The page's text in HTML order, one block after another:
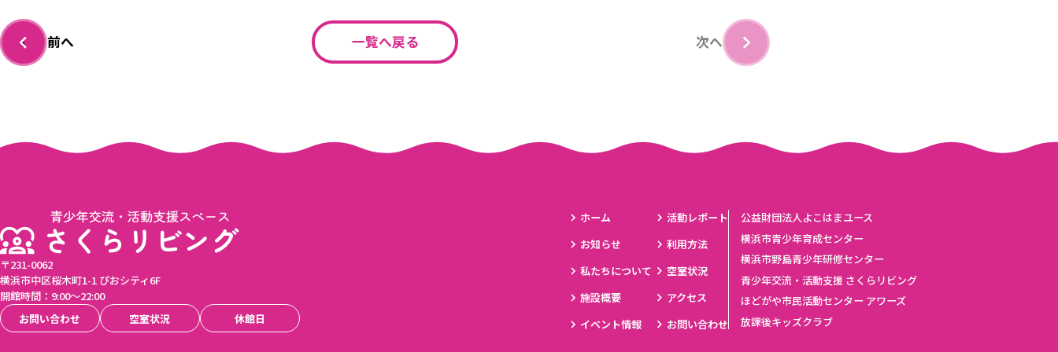
‹ 前へ 一覧へ戻る 次へ ›
〒231-0062
横浜市中区桜木町1-1 ぴおシティ6F
開館時間：9:00〜22:00
お問い合わせ
空室状況 休館日
ホーム
お知らせ
私たちについて
施設概要
イベント情報
活動レポート
利用方法
空室状況
アクセス
お問い合わせ
公益財団法人よこはまユース
横浜市青少年育成センター
横浜市野島青少年研修センター
青少年交流・活動支援 さくらリビング
ほどがや市民活動センター アワーズ
放課後キッズクラブ